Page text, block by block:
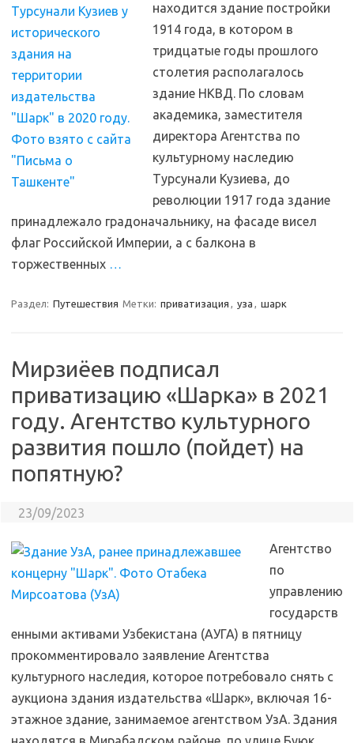
находится здание постройки
1914 года, в котором в
тридцатые годы прошлого
столетия располагалось
здание НКВД. По словам
академика, заместителя
директора Агентства по
культурному наследию
Турсунали Кузиева, до
революции 1917 года здание
принадлежало градоначальнику, на фасаде висел
флаг Российской Империи, а с балкона в
торжественных …
Раздел: Путешествия Метки: приватизация , уза , шарк
Мирзиёев подписал
приватизацию «Шарка» в 2021
году. Агентство культурного
развития пошло (пойдет) на
попятную?
23/09/2023
Агентство
по
управлению
государств
енными активами Узбекистана (АУГА) в пятницу
прокомментировало заявление Агентства
культурного наследия, которое потребовало снять с
аукциона здания издательства «Шарк», включая 16-
этажное здание, занимаемое агентством УзА. Здания